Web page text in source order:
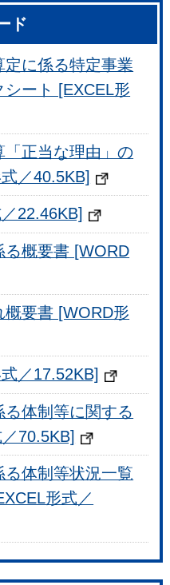
ド
定に係る特定事業
ート [EXCEL形
正当な理由」の
／40.5KB]
22.46KB]
る概要書 [WORD
要書 [WORD形
／17.52KB]
体制等に関する
70.5KB]
体制等状況一覧
形式／